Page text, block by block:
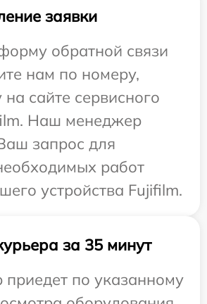
заявки
обратной связи
нам по номеру,
сайте сервисного
Наш менеджер
запрос для
работ
устройства Fujifilm.
за 35 минут
по указанному